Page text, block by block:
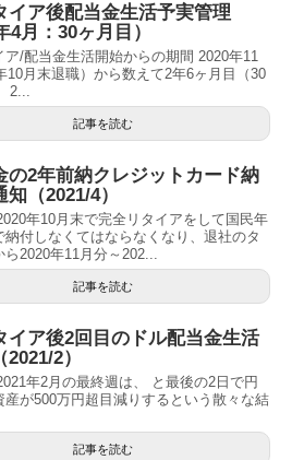
イア後配当金生活予実管理
4月：30ヶ月目）
ア/配当金生活開始からの期間 2020年11
10月末退職）から数えて2年6ヶ月目（30
2...
記事を読む
の2年前納クレジットカード納
（2021/4）
年10月末で完全リタイアをして国民年
納付しなくてはならなくなり、退社のタ
2020年11月分～202...
記事を読む
イア後2回目のドル配当金生活
2）
年2月の最終週は、 と最後の2日で円
産が500万円超目減りするという散々な結
記事を読む